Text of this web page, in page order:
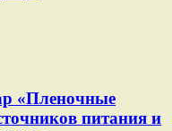
«Пленочные
питания и